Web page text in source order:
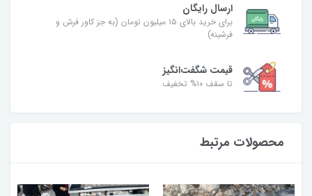
ارسال رایگان
برای خرید بالای ۱۵ میلیون تومان (به جز کاور فرش و
فرشینه)
قیمت شگفت‌انگیز
تا سقف ۱۰% تخفیف
محصولات مرتبط